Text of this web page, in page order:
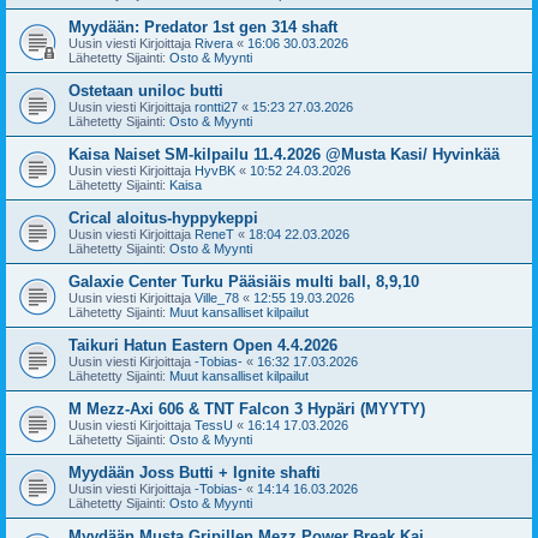
Myydään: Predator 1st gen 314 shaft
Uusin viesti Kirjoittaja Rivera « 16:06 30.03.2026
Lähetetty Sijainti: Osto & Myynti
Ostetaan uniloc butti
Uusin viesti Kirjoittaja rontti27 « 15:23 27.03.2026
Lähetetty Sijainti: Osto & Myynti
Kaisa Naiset SM-kilpailu 11.4.2026 @Musta Kasi/ Hyvinkää
Uusin viesti Kirjoittaja HyvBK « 10:52 24.03.2026
Lähetetty Sijainti: Kaisa
Crical aloitus-hyppykeppi
Uusin viesti Kirjoittaja ReneT « 18:04 22.03.2026
Lähetetty Sijainti: Osto & Myynti
Galaxie Center Turku Pääsiäis multi ball, 8,9,10
Uusin viesti Kirjoittaja Ville_78 « 12:55 19.03.2026
Lähetetty Sijainti: Muut kansalliset kilpailut
Taikuri Hatun Eastern Open 4.4.2026
Uusin viesti Kirjoittaja -Tobias- « 16:32 17.03.2026
Lähetetty Sijainti: Muut kansalliset kilpailut
M Mezz-Axi 606 & TNT Falcon 3 Hypäri (MYYTY)
Uusin viesti Kirjoittaja TessU « 16:14 17.03.2026
Lähetetty Sijainti: Osto & Myynti
Myydään Joss Butti + Ignite shafti
Uusin viesti Kirjoittaja -Tobias- « 14:14 16.03.2026
Lähetetty Sijainti: Osto & Myynti